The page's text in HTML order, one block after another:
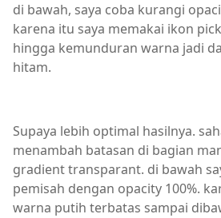
di bawah, saya coba kurangi
karena itu saya memakai ikon
hingga kemunduran warna jadi
hitam.
Supaya lebih optimal hasilnya.
menambah batasan di bagian
gradient transparant. di bawah
pemisah dengan opacity 100%.
warna putih terbatas sampai